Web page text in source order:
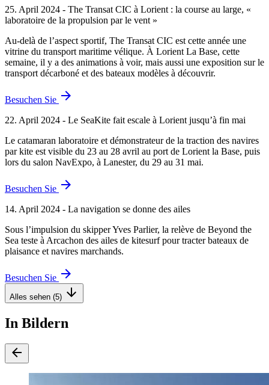
25. April 2024 - The Transat CIC à Lorient : la course au large, «
laboratoire de la propulsion par le vent »
Au-delà de l’aspect sportif, The Transat CIC est cette année une
vitrine du transport maritime vélique. À Lorient La Base, cette
semaine, il y a des animations à voir, mais aussi une exposition sur le
transport décarboné et des bateaux modèles à découvrir.
Besuchen Sie arrow_forward
22. April 2024 - Le SeaKite fait escale à Lorient jusqu’à fin mai
Le catamaran laboratoire et démonstrateur de la traction des navires
par kite est visible du 23 au 28 avril au port de Lorient la Base, puis
lors du salon NavExpo, à Lanester, du 29 au 31 mai.
Besuchen Sie arrow_forward
14. April 2024 - La navigation se donne des ailes
Sous l’impulsion du skipper Yves Parlier, la relève de Beyond the
Sea teste à Arcachon des ailes de kitesurf pour tracter bateaux de
plaisance et navires marchands.
Besuchen Sie arrow_forward
Alles sehen (5) arrow_downward
In Bildern
arrow_back